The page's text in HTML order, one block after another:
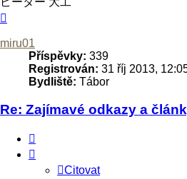
miru01
Příspěvky: 339
Registrován: 31 říj 2013,
Bydliště: Tábor
Re: Zajímavé odkazy a
Citovat